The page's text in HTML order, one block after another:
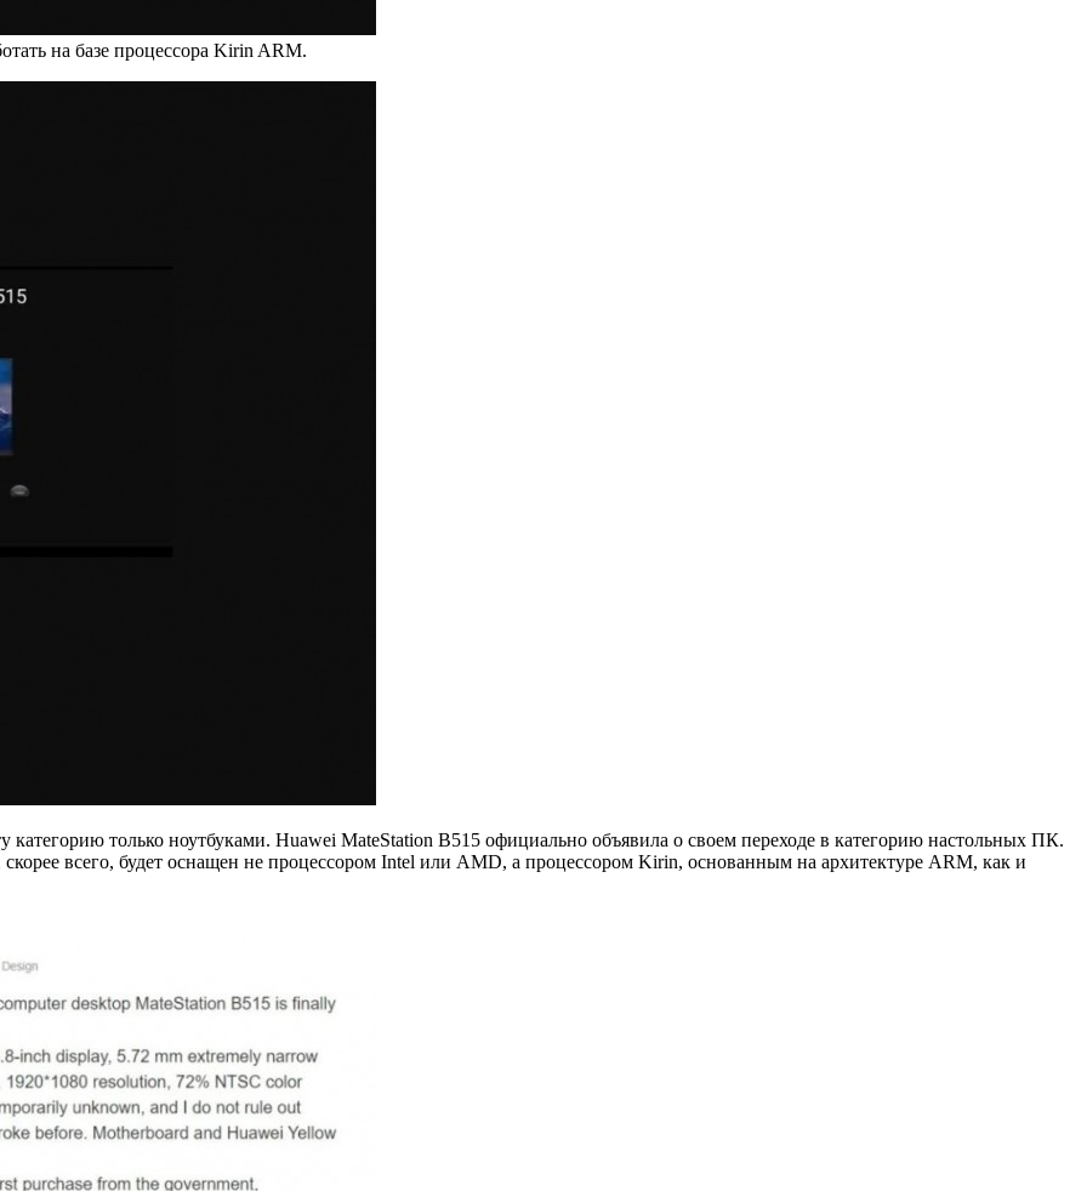
на базе процессора Kirin ARM.
только ноутбуками. Huawei MateStation B515 официально объявила о своем переходе в категорию настольных ПК.
всего, будет оснащен не процессором Intel или AMD, а процессором Kirin, основанным на архитектуре ARM, как и